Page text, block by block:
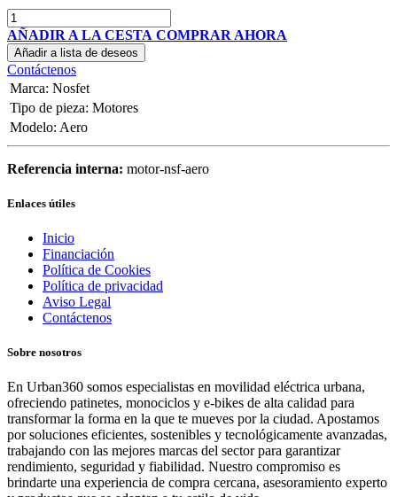
AÑADIR A LA CESTA COMPRAR AHORA
Añadir a lista de deseos
Contáctenos
Marca: Nosfet
Tipo de pieza: Motores
Modelo: Aero
Referencia interna: motor-nsf-aero
Enlaces útiles
Inicio
Financiación
Política de Cookies
Política de privacidad
Aviso Legal
Contáctenos
Sobre nosotros
En Urban360 somos especialistas en movilidad eléctrica urbana,
ofreciendo patinetes, monociclos y e-bikes de alta calidad para
transformar la forma en la que te mueves por la ciudad. Apostamos
por soluciones eficientes, sostenibles y tecnológicamente avanzadas,
trabajando con las mejores marcas del sector para garantizar
rendimiento, seguridad y fiabilidad. Nuestro compromiso es
brindarte una experiencia de compra cercana, asesoramiento experto